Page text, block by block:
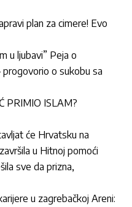
plan za cimere! Evo
u ljubavi” Peja o
o sukobu sa
PRIMIO ISLAM?
će Hrvatsku na
u Hitnoj pomoći
sve da prizna,
u zagrebačkoj Areni: